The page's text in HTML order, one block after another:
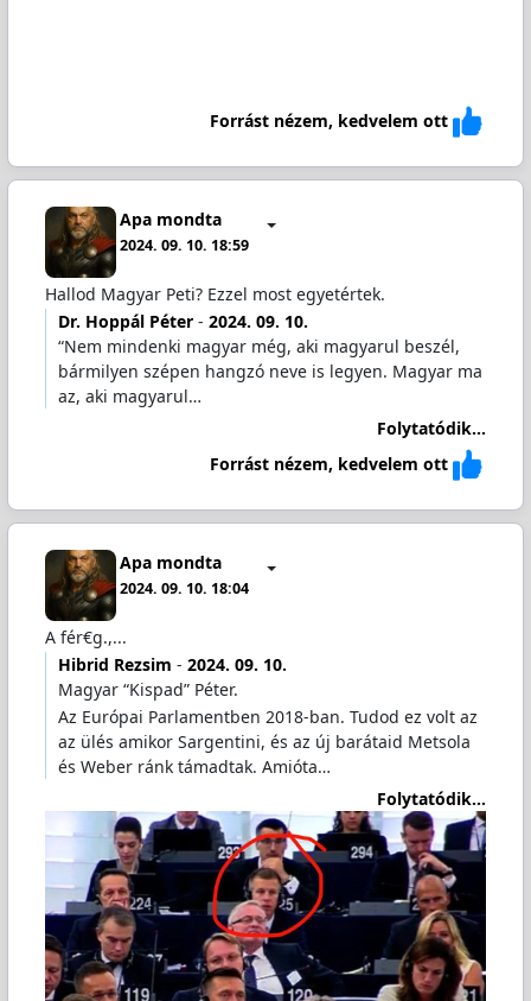
Forrást nézem, kedvelem ott
Apa mondta
2024. 09. 10. 18:59
Hallod Magyar Peti? Ezzel most egyetértek.
Dr. Hoppál Péter- 2024. 09. 10.
“Nem mindenki magyar még, aki magyarul beszél,
bármilyen szépen hangzó neve is legyen. Magyar ma
az, aki magyarul…
Folytatódik...
Forrást nézem, kedvelem ott
Apa mondta
2024. 09. 10. 18:04
A fér€g.,...
Hibrid Rezsim - 2024. 09. 10.
Magyar “Kispad” Péter.
Az Európai Parlamentben 2018-ban. Tudod ez volt az
az ülés amikor Sargentini, és az új barátaid Metsola
és Weber ránk támadtak. Amióta…
Folytatódik...